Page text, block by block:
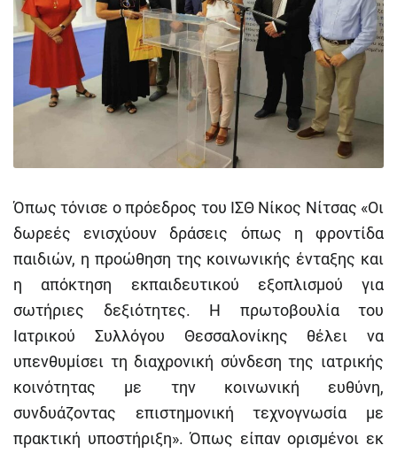
Όπως τόνισε ο πρόεδρος του ΙΣΘ Νίκος Νίτσας «Οι
δωρεές ενισχύουν δράσεις όπως η φροντίδα
παιδιών, η προώθηση της κοινωνικής ένταξης και
η απόκτηση εκπαιδευτικού εξοπλισμού για
σωτήριες δεξιότητες. Η πρωτοβουλία του
Ιατρικού Συλλόγου Θεσσαλονίκης θέλει να
υπενθυμίσει τη διαχρονική σύνδεση της ιατρικής
κοινότητας με την κοινωνική ευθύνη,
συνδυάζοντας επιστημονική τεχνογνωσία με
πρακτική υποστήριξη». Όπως είπαν ορισμένοι εκ